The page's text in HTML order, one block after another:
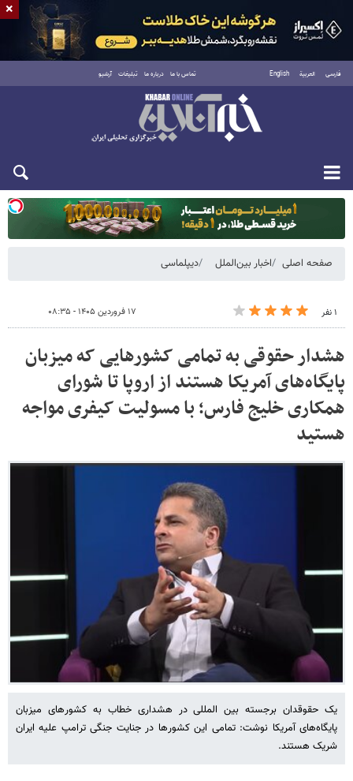
فارسی العربية English تماس با ما درباره ما تبلیغات آرشیو
یکشنبه ۱۸ مرداد ۱۴۰۵
صفحه اصلی اخبار بین‌الملل دیپلماسی
۱ نفر ۱۷ فروردین ۱۴۰۵ - ۰۸:۳۵
هشدار حقوقی به تمامی کشورهایی که میزبان
پایگاه‌های آمریکا هستند از اروپا تا شورای
همکاری خلیج فارس؛ با مسولیت کیفری مواجه
هستید
یک حقوقدان برجسته بین المللی در هشداری خطاب به کشورهای میزبان
پایگاه‌های آمریکا نوشت: تمامی این کشورها در جنایت جنگی ترامپ علیه ایران
شریک هستند.
×